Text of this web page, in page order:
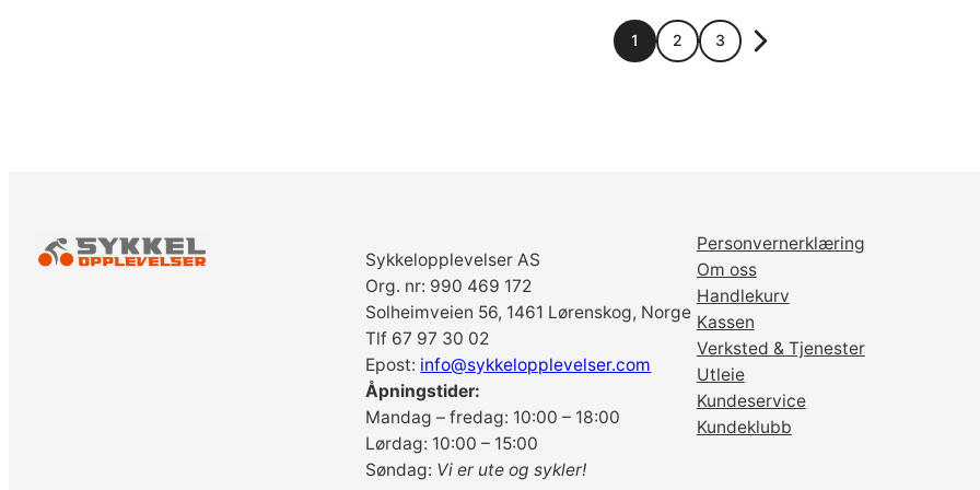
1 2 3
Sykkelopplevelser AS
Org. nr: 990 469 172
Solheimveien 56, 1461 Lørenskog, Norge
Tlf 67 97 30 02
Epost: info@sykkelopplevelser.com
Åpningstider:
Mandag – fredag: 10:00 – 18:00
Lørdag: 10:00 – 15:00
Søndag: Vi er ute og sykler!
Personvernerklæring
Om oss
Handlekurv
Kassen
Verksted & Tjenester
Utleie
Kundeservice
Kundeklubb